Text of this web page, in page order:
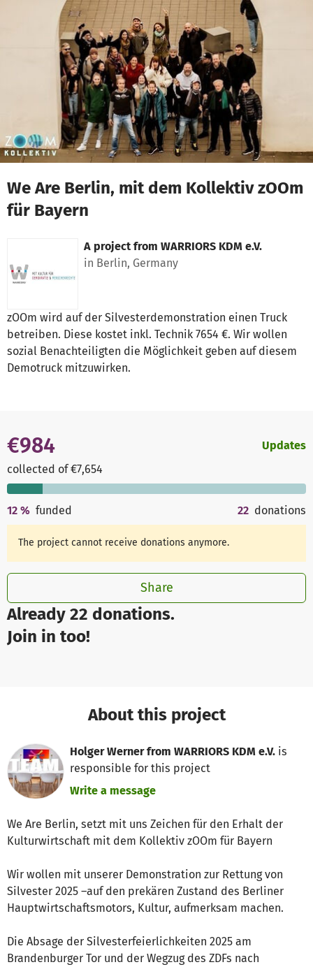
Skip to main content
Show accessibility statement
We Are Berlin, mit dem Kollektiv zOOm
für Bayern
A project from WARRIORS KDM e.V.
in Berlin, Germany
zOOm wird auf der Silvesterdemonstration einen Truck
betreiben. Diese kostet inkl. Technik 7654 €. Wir wollen
sozial Benachteiligten die Möglichkeit geben auf diesem
Demotruck mitzuwirken.
Already 22 donations.
Join in too!
€984
collected of €7,654
Updates
12 % funded 22 donations
The project cannot receive donations anymore.
Share
About this project
Holger Werner from WARRIORS KDM e.V. is
responsible for this project
Write a message
We Are Berlin, setzt mit uns Zeichen für den Erhalt der
Kulturwirtschaft mit dem Kollektiv zOOm für Bayern
Wir wollen mit unserer Demonstration zur Rettung von
Silvester 2025 –auf den prekären Zustand des Berliner
Hauptwirtschaftsmotors, Kultur, aufmerksam machen.
Die Absage der Silvesterfeierlichkeiten 2025 am
Brandenburger Tor und der Wegzug des ZDFs nach